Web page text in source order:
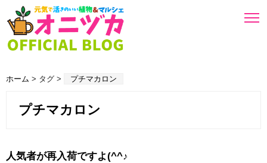
ホーム > タグ > プチマカロン
プチマカロン
人気者が再入荷ですよ(^^♪